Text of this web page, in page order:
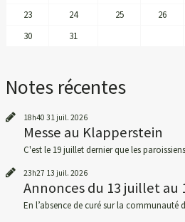
23
24 25 26
30
31
Notes récentes
18h40 31 juil. 2026
Messe au Klapperstein
C'est le 19 juillet dernier que les
23h27 13 juil. 2026
Annonces du 13 juillet au
En l’absence de curé sur la communauté